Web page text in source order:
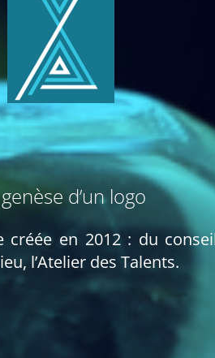
d’un logo
créée en 2012 : du
l’Atelier des Talents.